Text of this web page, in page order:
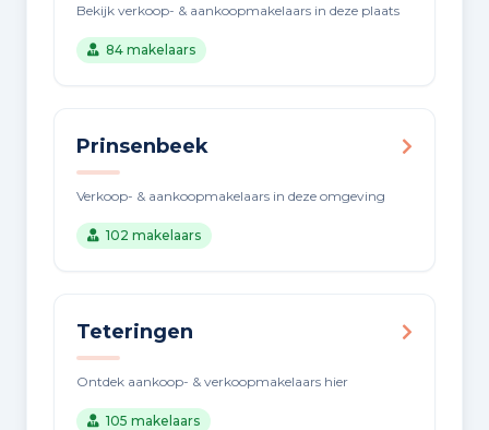
Bekijk verkoop- & aankoopmakelaars in deze plaats
84 makelaars
Prinsenbeek
Verkoop- & aankoopmakelaars in deze omgeving
102 makelaars
Teteringen
Ontdek aankoop- & verkoopmakelaars hier
105 makelaars